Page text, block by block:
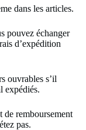
dans les articles.
pouvez échanger
d’expédition
ouvrables s’il
expédiés.
de remboursement
pas.